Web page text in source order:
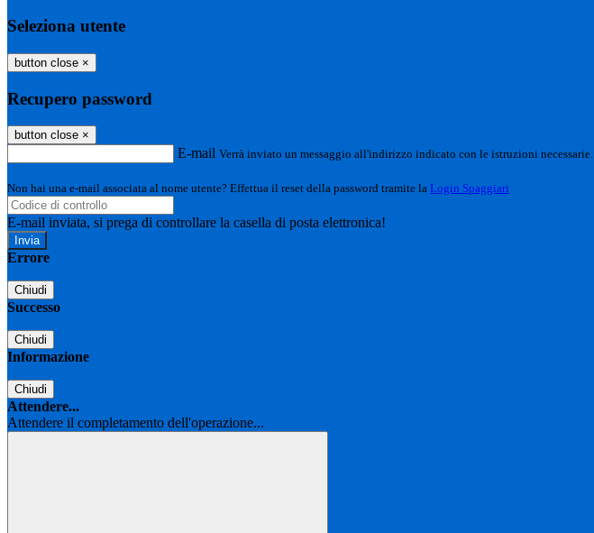
Seleziona utente
button close ×
Recupero password
button close ×
E-mail Verrà inviato un messaggio all'indirizzo indicato con le istruzioni necessarie.
Non hai una e-mail associata al nome utente? Effettua il reset della password tramite la Login Spaggiari
E-mail inviata, si prega di controllare la casella di posta elettronica!
Errore
Chiudi
Successo
Chiudi
Informazione
Chiudi
Attendere...
Attendere il completamento dell'operazione...